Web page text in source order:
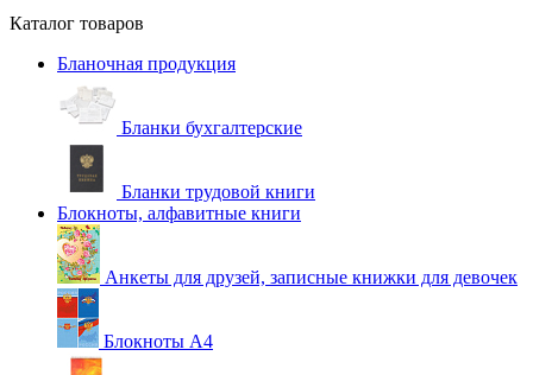
Каталог товаров
Бланочная продукция
Бланки бухгалтерские
Бланки трудовой книги
Блокноты, алфавитные книги
Анкеты для друзей, записные книжки для девочек
Блокноты А4